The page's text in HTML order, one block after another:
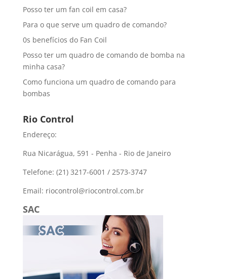
Posso ter um fan coil em casa?
Para o que serve um quadro de comando?
0s benefícios do Fan Coil
Posso ter um quadro de comando de bomba na
minha casa?
Como funciona um quadro de comando para
bombas
Rio Control
Endereço:
Rua Nicarágua, 591 - Penha - Rio de Janeiro
Telefone: (21) 3217-6001 / 2573-3747
Email: riocontrol@riocontrol.com.br
SAC